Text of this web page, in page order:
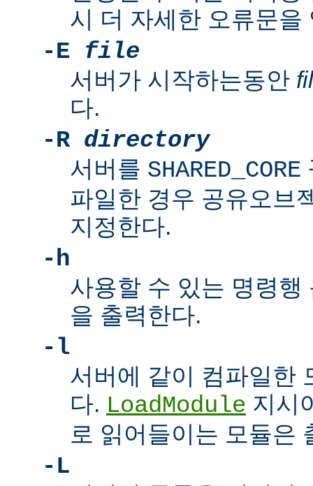
시 더 자세한 오류문을
-E file
서버가 시작하는동안
다.
-R directory
서버를 SHARED_CORE
파일한 경우 공유오브
지정한다.
-h
사용할 수 있는 명령행
을 출력한다.
-l
서버에 같이 컴파일한
다. LoadModule 지시
로 읽어들이는 모듈은
-L